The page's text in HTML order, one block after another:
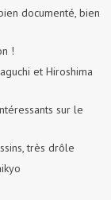
documenté, bien
!
et Hiroshima
sur le
très drôle